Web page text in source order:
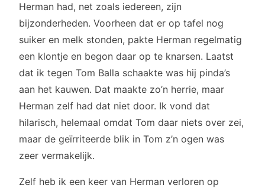
Herman had, net zoals iedereen, zijn
bijzonderheden. Voorheen dat er op tafel nog
suiker en melk stonden, pakte Herman regelmatig
een klontje en begon daar op te knarsen. Laatst
dat ik tegen Tom Balla schaakte was hij pinda’s
aan het kauwen. Dat maakte zo’n herrie, maar
Herman zelf had dat niet door. Ik vond dat
hilarisch, helemaal omdat Tom daar niets over zei,
maar de geïrriteerde blik in Tom z’n ogen was
zeer vermakelijk.
Zelf heb ik een keer van Herman verloren op